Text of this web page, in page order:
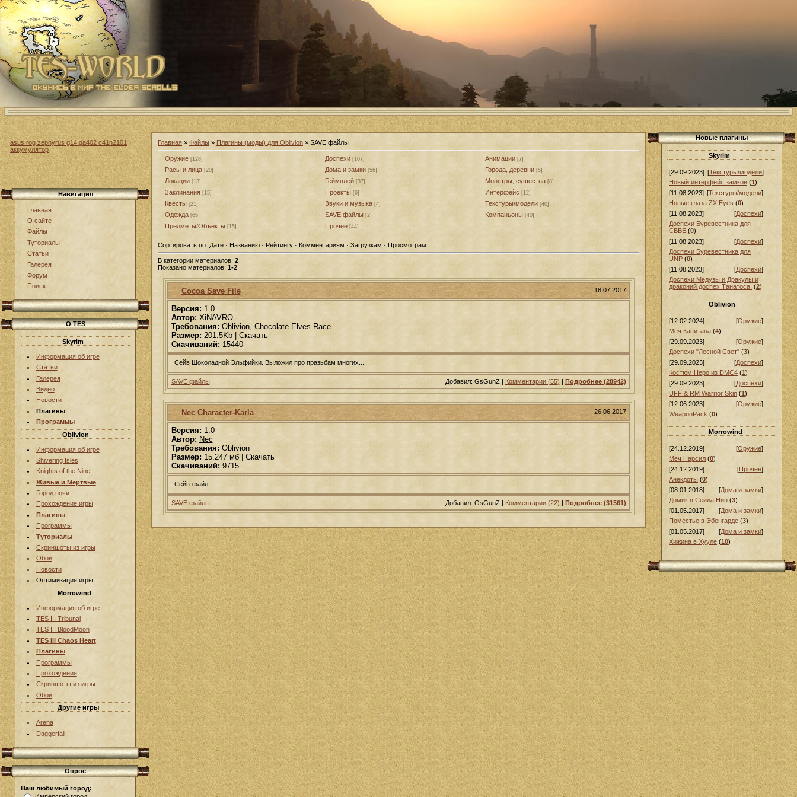
asus rog zephyrus g14 ga402 c41n2101
аккумулятор
Навигация
Главная
О сайте
Файлы
Туториалы
Статьи
Галерея
Форум
Поиск
О TES
Skyrim
Информация об игре
Статьи
Галерея
Видео
Новости
Плагины
Программы
Oblivion
Информация об игре
Shivering Isles
Knights of the Nine
Живые и Мертвые
Город ночи
Прохождение игры
Плагины
Программы
Туториалы
Скриншоты из игры
Обои
Новости
Оптимизация игры
Morrowind
Информация об игре
TES III Tribunal
TES III BloodMoon
TES III Chaos Heart
Плагины
Программы
Прохождения
Скриншоты из игры
Обои
Другие игры
Arena
Daggerfall
Опрос
Ваш любимый город:
Главная » Файлы » Плагины (моды) для Oblivion » SAVE файлы
Оружие [128] Доспехи [107] Анимации [7]
Расы и лица [20] Дома и замки [56] Города, деревни [5]
Локации [13] Геймплей [37] Монстры, существа [8]
Заклинания [15] Проекты [6] Интерфейс [12]
Квесты [21] Звуки и музыка [4] Текстуры/модели [40]
Одежда [65] SAVE файлы [2] Компаньоны [40]
Предметы/Объекты [15] Прочее [44]
Сортировать по: Дате · Названию · Рейтингу · Комментариям · Загрузкам · Просмотрам
В категории материалов: 2
Показано материалов: 1-2
Cocoa Save File 18.07.2017
Версия: 1.0
Автор: XiNAVRO
Требования: Oblivion, Chocolate Elves Race
Размер: 201.5Kb | Скачать
Скачиваний: 15440
Сейв Шоколадной Эльфийки. Выложил про празьбам многих...
Добавил: GsGunZ | Комментарии (55) | Подробнее (28942)
SAVE файлы
Nec Character-Karla 26.06.2017
Версия: 1.0
Автор: Nec
Требования: Oblivion
Размер: 15.247 мб | Скачать
Скачиваний: 9715
Сейв-файл.
Добавил: GsGunZ | Комментарии (22) | Подробнее (31561)
SAVE файлы
Новые плагины
Skyrim
[29.09.2023] [Текстуры/модели]
Новый интерфейс замков (1)
[11.08.2023] [Текстуры/модели]
Новые глаза ZX Eyes (0)
[11.08.2023]
[Доспехи]
Доспехи Буревестника для
СВВЕ (0)
[11.08.2023]
[Доспехи]
Доспехи Буревестника для
UNP (0)
[11.08.2023]
[Доспехи]
Доспехи Медузы и Дракулы и
драконий доспех Танатоса. (2)
Oblivion
[12.02.2024] [Оружие]
Меч Капитана (4)
[29.09.2023]
[Оружие]
Доспехи "Лесной Свет" (3)
[29.09.2023]
[Доспехи]
Костюм Неро из DMC4 (1)
[29.09.2023]
[Доспехи]
UFF & RM Warrior Skin (1)
[12.06.2023]
[Оружие]
WeaponPack (0)
Morrowind
[24.12.2019] [Оружие]
Меч Нарсил (0)
[24.12.2019]
[Прочее]
Анекдоты (0)
[08.01.2018]
[Дома и замки]
Домик в Сейда Нин (3)
[01.05.2017]
[Дома и замки]
Поместье в Эбенгарде (3)
[01.05.2017]
[Дома и замки]
Хижина в Хууле (10)